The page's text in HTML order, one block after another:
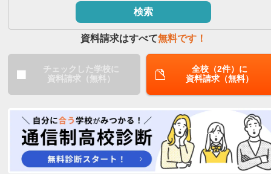
検索
資料請求はすべて無料です！
チェックした学校に
資料請求（無料）
全校（2件）に
資料請求（無料）